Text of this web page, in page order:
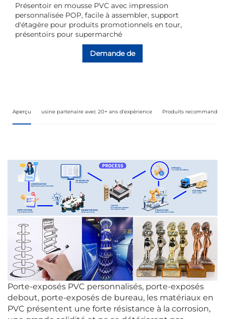
Présentoir en mousse PVC avec impression
personnalisée POP, facile à assembler, support
d'étagère pour produits promotionnels en tour,
présentoirs pour supermarché
Demande de
Aperçu usine partenaire avec 20+ ans d'expérience Produits recommandés
Porte-exposés PVC personnalisés, porte-exposés
debout, porte-exposés de bureau, les matériaux en
PVC présentent une forte résistance à la corrosion,